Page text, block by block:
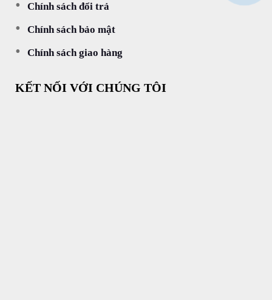
Chính sách đổi trả
Chính sách bảo mật
Chính sách giao hàng
KẾT NỐI VỚI CHÚNG TÔI